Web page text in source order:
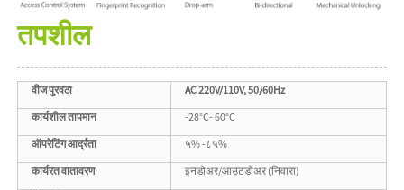
तपशील
वीज पुरवठा
AC 220V/110V, 50/60Hz
कार्यशील तापमान
-28°C- 60°C
ऑपरेटिंग आर्द्रता
५% -८५%
कार्यरत वातावरण
इनडोअर/आउटडोअर (निवारा)